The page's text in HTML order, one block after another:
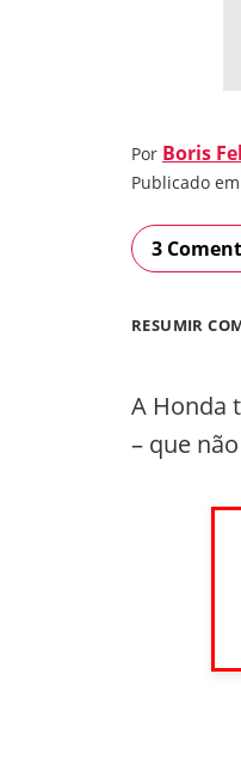
Por Boris
Publicado
3
RESUMIR
A Honda
– que